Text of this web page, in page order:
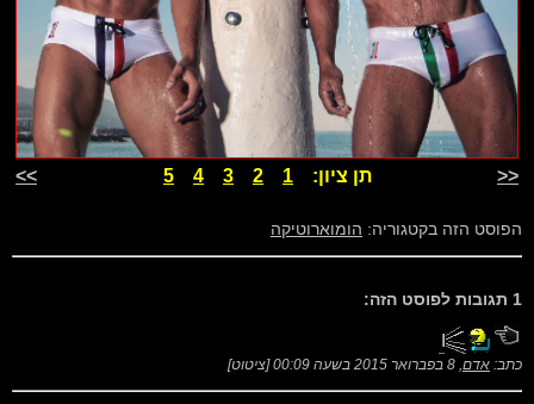
<< תן ציון: 1
2
3
4
5
>>
הפוסט הזה בקטגוריה: הומוארוטיקה
1 תגובות לפוסט הזה:
כתב: אדם, 8 בפברואר 2015 בשעה 00:09 [ציטוט]